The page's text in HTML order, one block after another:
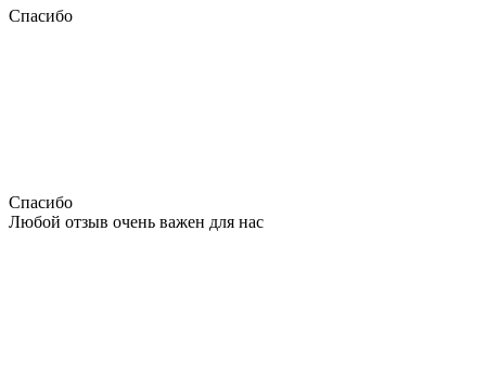
Спасибо
Спасибо
Любой отзыв очень важен для нас